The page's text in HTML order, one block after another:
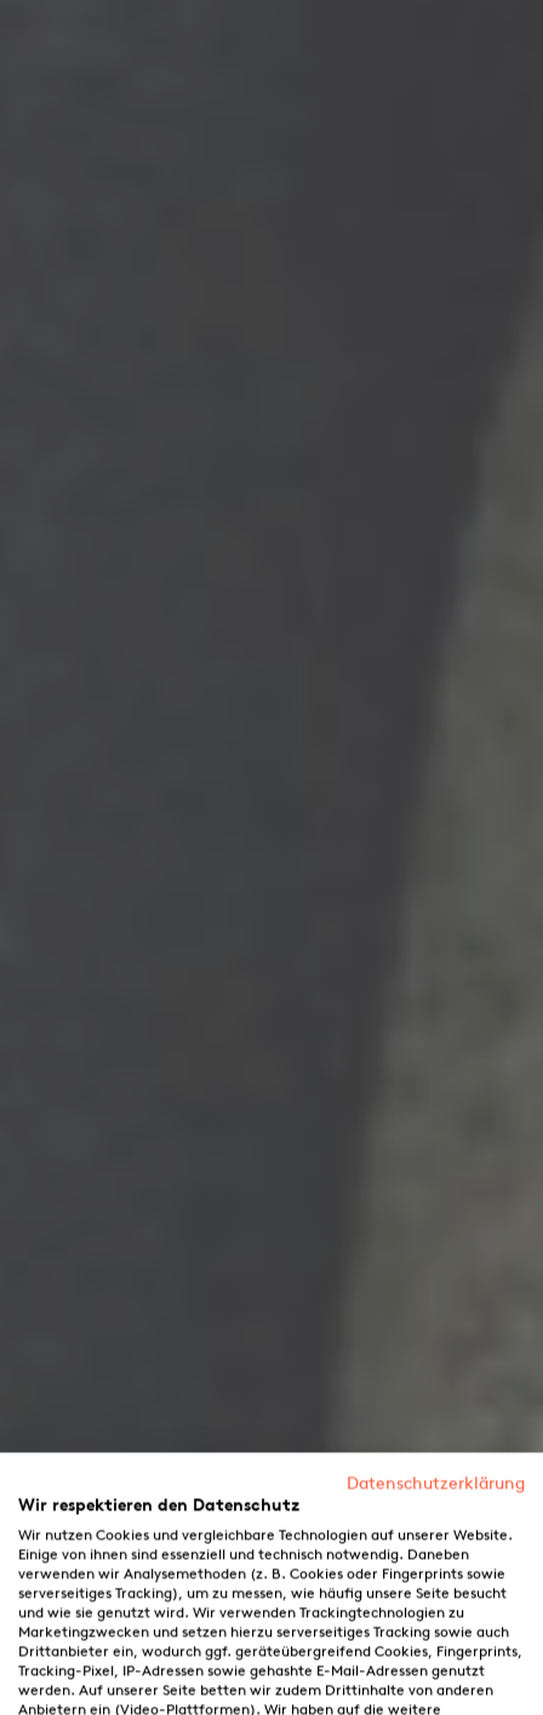
Datenschutzerklärung
Wir respektieren den Datenschutz
Wir nutzen Cookies und vergleichbare Technologien auf unserer Website.
Einige von ihnen sind essenziell und technisch notwendig. Daneben
verwenden wir Analysemethoden (z. B. Cookies oder Fingerprints sowie
serverseitiges Tracking), um zu messen, wie häufig unsere Seite besucht
und wie sie genutzt wird. Wir verwenden Trackingtechnologien zu
Marketingzwecken und setzen hierzu serverseitiges Tracking sowie auch
Drittanbieter ein, wodurch ggf. geräteübergreifend Cookies, Fingerprints,
Tracking-Pixel, IP-Adressen sowie gehashte E-Mail-Adressen genutzt
werden. Auf unserer Seite betten wir zudem Drittinhalte von anderen
Anbietern ein (Video-Plattformen). Wir haben auf die weitere